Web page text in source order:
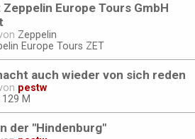
Europe Tours GmbH
Zeppelin
Europe Tours ZET
auch wieder von sich reden
pestw
129 M
der "Hindenburg"